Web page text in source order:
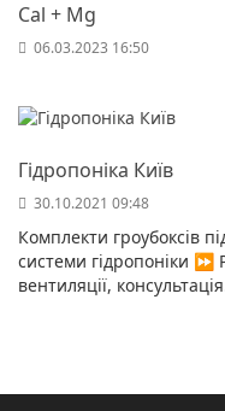
Cal + Mg
06.03.2023 16:50
Гідропоніка Київ
30.10.2021 09:48
Комплекти гроубоксів
системи гідропоніки ⏩
вентиляції,